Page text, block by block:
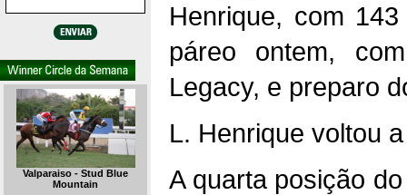
Valparaiso - Stud Blue
Mountain
Henrique, com
páreo ontem,
Legacy, e preparo
L. Henrique voltou
A quarta posição